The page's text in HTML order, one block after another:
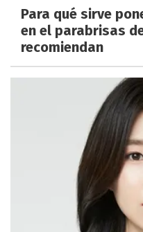
Para qué sirve
en el parabrisas
recomiendan